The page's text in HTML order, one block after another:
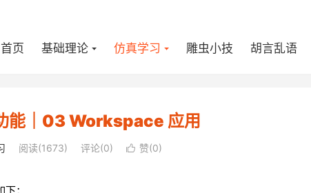
首页 基础理论 仿真学习 雕虫小技 胡言乱语
｜03 Workspace 应用
阅读(1673) 评论(0)  赞(0)